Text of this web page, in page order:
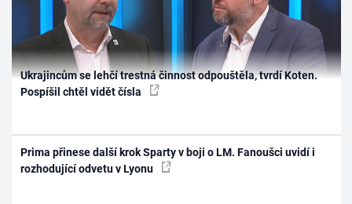
Ukrajincům se lehčí trestná činnost odpouštěla, tvrdí Koten.
Pospíšil chtěl vidět čísla
Prima přinese další krok Sparty v boji o LM. Fanoušci uvidí i
rozhodující odvetu v Lyonu